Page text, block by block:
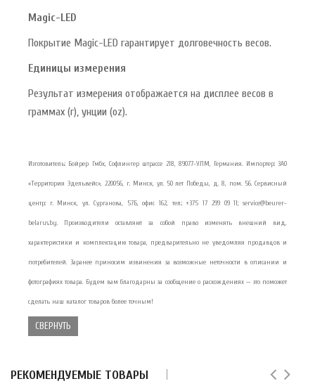
Magic-LED
Покрытие Magic-LED гарантирует долговечность весов.
Единицы измерения
Результат измерения отображается на дисплее весов в
граммах (г), унции (oz).
Изготовитель: Бойрер Гмбх, Софлингер штрассе 218, 89077-УЛМ, Германия. Импортер: ЗАО
«Территория Эдельвейс», 220056, г. Минск, ул. 50 лет Победы, д. 8, пом. 56. Сервисный
центр: г. Минск, ул. Сурганова, 57Б, офис 162, тел.: +375 17 299 09 11; service@beurer-
belarus.by. Производители оставляют за собой право изменять внешний вид,
характеристики и комплектацию товара, предварительно не уведомляя продавцов и
потребителей. Заранее приносим извинения за возможные неточности в описании и
фотографиях товара. Будем вам благодарны за сообщение о расхождениях — это поможет
сделать наш каталог товаров более точным!
СВЕРНУТЬ
РЕКОМЕНДУЕМЫЕ ТОВАРЫ